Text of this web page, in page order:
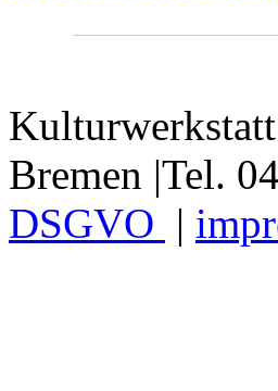
Bremen |Tel.
DSGVO |